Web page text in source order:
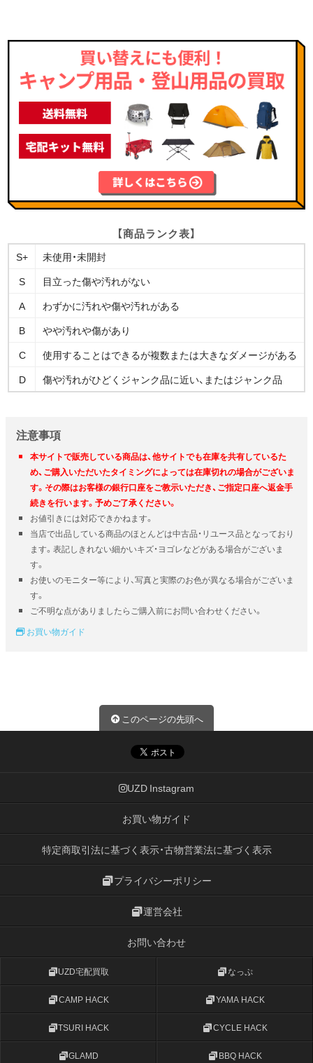
【商品ランク表】
S+
未使用・未開封
S
目立った傷や汚れがない
A
わずかに汚れや傷や汚れがある
B
やや汚れや傷があり
C
使用することはできるが複数または大きなダメージがある
D
傷や汚れがひどくジャンク品に近い、またはジャンク品
注意事項
本サイトで販売している商品は、他サイトでも在庫を共有しているた
め、ご購入いただいたタイミングによっては在庫切れの場合がございま
す。その際はお客様の銀行口座をご教示いただき、ご指定口座へ返金手
続きを行います。予めご了承ください。
お値引きには対応できかねます。
当店で出品している商品のほとんどは中古品・リユース品となっており
ます。表記しきれない細かいキズ・ヨゴレなどがある場合がございま
す。
お使いのモニター等により、写真と実際のお色が異なる場合がございま
す。
ご不明な点がありましたらご購入前にお問い合わせください。
お買い物ガイド
このページの先頭へ
UZD Instagram
お買い物ガイド
特定商取引法に基づく表示・古物営業法に基づく表示
プライバシーポリシー
運営会社
お問い合わせ
UZD宅配買取 なっぷ
CAMP HACK YAMA HACK
TSURI HACK CYCLE HACK
GLAMD BBQ HACK